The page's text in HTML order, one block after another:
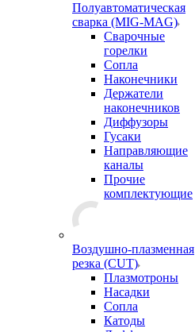
Полуавтоматическая
сварка (MIG-MAG)
Сварочные
горелки
Сопла
Наконечники
Держатели
наконечников
Диффузоры
Гусаки
Направляющие
каналы
Прочие
комплектующие
Воздушно-плазменная
резка (CUT)
Плазмотроны
Насадки
Сопла
Катоды